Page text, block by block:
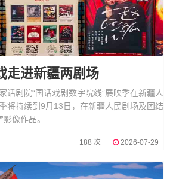
走进新疆两剧场
话剧院“国话戏剧数字院线”展映季在新疆人
将持续到9月13日，在新疆人民剧场及团结
像作品。
188 次 2026-07-29